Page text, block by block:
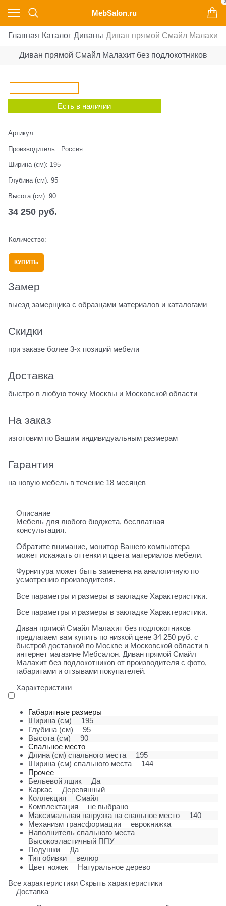
MebSalon.ru
0
Главная Каталог Диваны Диван прямой Смайл Малахит
Диван прямой Смайл Малахит без подлокотников
Есть в наличии
Артикул:
Производитель : Россия
Ширина (см): 195
Глубина (см): 95
Высота (см): 90
34 250 руб.
Количество:
КУПИТЬ
Замер
выезд замерщика с образцами материалов и каталогами
Скидки
при заказе более 3-х позиций мебели
Доставка
быстро в любую точку Москвы и Московской области
На заказ
изготовим по Вашим индивидуальным размерам
Гарантия
на новую мебель в течение 18 месяцев
Описание
Мебель для любого бюджета, бесплатная
консультация.
Обратите внимание, монитор Вашего компьютера
может искажать оттенки и цвета материалов мебели.
Фурнитура может быть заменена на аналогичную по
усмотрению производителя.
Все параметры и размеры в закладке Характеристики.
Все параметры и размеры в закладке Характеристики.
Диван прямой Смайл Малахит без подлокотников
предлагаем вам купить по низкой цене 34 250 руб. с
быстрой доставкой по Москве и Московской области в
интернет магазине Мебсалон. Диван прямой Смайл
Малахит без подлокотников от производителя с фото,
габаритами и отзывами покупателей.
Характеристики
Габаритные размеры
Ширина (см)
195
Глубина (см)
95
Высота (см)
90
Спальное место
Длина (см) спального места
195
Ширина (см) спального места
144
Прочее
Бельевой ящик
Да
Каркас
Деревянный
Коллекция
Смайл
Комплектация
не выбрано
Максимальная нагрузка на спальное место
140
Механизм трансформации
еврокнижка
Наполнитель спального места
Высокоэластичный ППУ
Подушки
Да
Тип обивки
велюр
Цвет ножек
Натуральное дерево
Все характеристики Скрыть характеристики
Доставка